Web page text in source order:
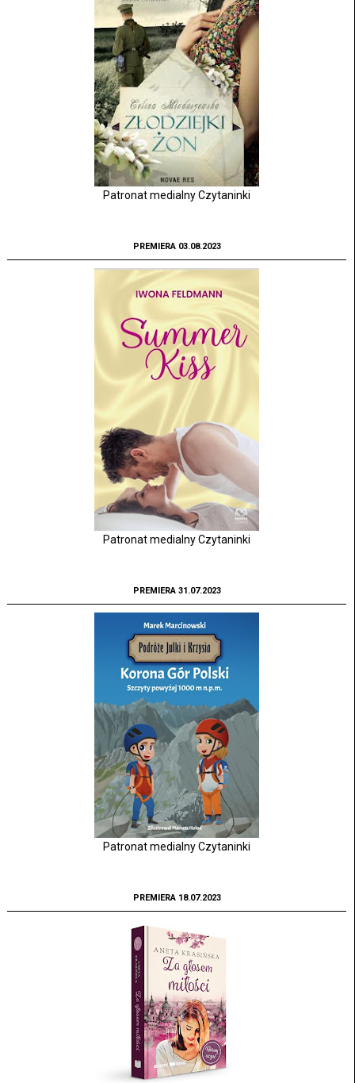
Patronat medialny Czytaninki
PREMIERA 03.08.2023
Patronat medialny Czytaninki
PREMIERA 31.07.2023
Patronat medialny Czytaninki
PREMIERA 18.07.2023